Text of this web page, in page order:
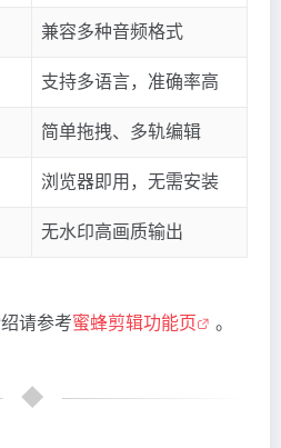
兼容多种音频格式
支持多语言，准确率高
简单拖拽、多轨编辑
浏览器即用，无需安装
无水印高画质输出
请参考蜜蜂剪辑功能页 。